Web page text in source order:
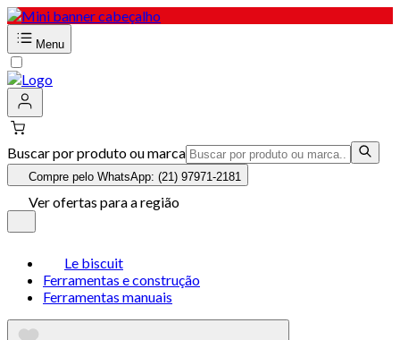
Menu
Buscar por produto ou marca
Compre pelo WhatsApp: (21) 97971-2181
Ver ofertas para a região
Le biscuit
Ferramentas e construção
Ferramentas manuais